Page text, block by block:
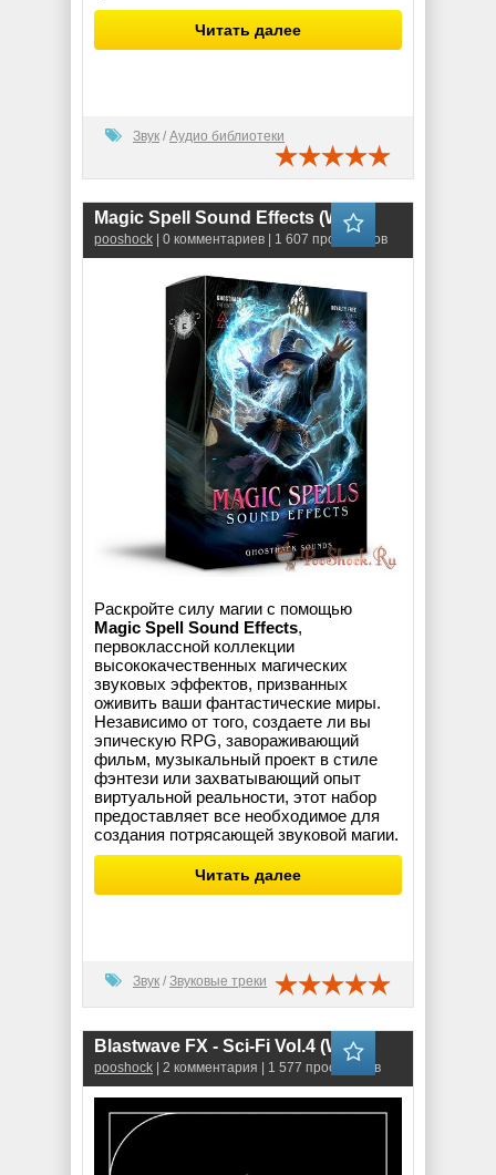
Читать далее
Звук / Аудио библиотеки
Magic Spell Sound Effects (WAV)
pooshock | 0 комментариев | 1 607 просмотров
Раскройте силу магии с помощью
Magic Spell Sound Effects,
первоклассной коллекции
высококачественных магических
звуковых эффектов, призванных
оживить ваши фантастические миры.
Независимо от того, создаете ли вы
эпическую RPG, завораживающий
фильм, музыкальный проект в стиле
фэнтези или захватывающий опыт
виртуальной реальности, этот набор
предоставляет все необходимое для
создания потрясающей звуковой магии.
Читать далее
Звук / Звуковые треки
Blastwave FX - Sci-Fi Vol.4 (WAV)
pooshock | 2 комментария | 1 577 просмотров